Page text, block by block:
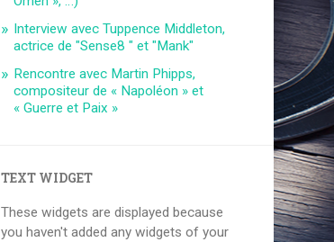
Interview avec Tuppence Middleton,
actrice de "Sense8 " et "Mank"
Rencontre avec Martin Phipps,
compositeur de « Napoléon » et
« Guerre et Paix »
TEXT WIDGET
These widgets are displayed because
you haven't added any widgets of your